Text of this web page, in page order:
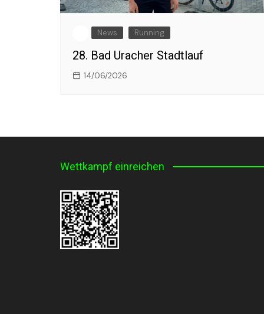
News Running
28. Bad Uracher Stadtlauf
14/06/2026
Wettkampf einreichen